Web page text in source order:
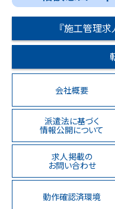
『施工管理求
会社概要
派遣法に基づく
情報公開について
求人掲載の
お問い合わせ
動作確認済環境